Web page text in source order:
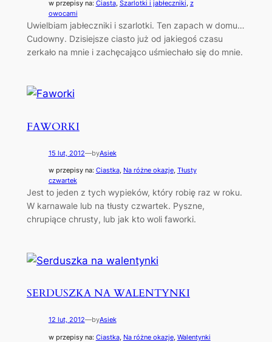
w przepisy na: Ciasta, Szarlotki i jabłeczniki, z
owocami
Uwielbiam jabłeczniki i szarlotki. Ten zapach w domu…
Cudowny. Dzisiejsze ciasto już od jakiegoś czasu
zerkało na mnie i zachęcająco uśmiechało się do mnie.
FAWORKI
15 lut, 2012—byAsiek
w przepisy na: Ciastka, Na różne okazje, Tłusty
czwartek
Jest to jeden z tych wypieków, który robię raz w roku.
W karnawale lub na tłusty czwartek. Pyszne,
chrupiące chrusty, lub jak kto woli faworki.
SERDUSZKA NA WALENTYNKI
12 lut, 2012—byAsiek
w przepisy na: Ciastka, Na różne okazje, Walentynki